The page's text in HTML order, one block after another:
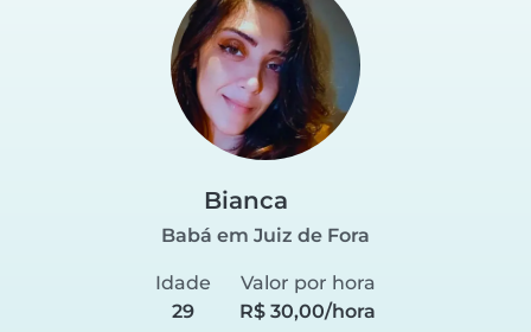
Bianca
Babá em Juiz de Fora
Idade
29
Valor por hora
R$ 30,00/hora